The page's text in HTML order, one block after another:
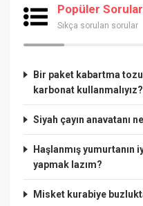
Popüler Sorular
Sıkça sorulan sorular
Bir paket kabartma
karbonat kullanmalıyız?
Siyah çayın anavatanı
Haşlanmış yumurtanın
yapmak lazım?
Misket kurabiye